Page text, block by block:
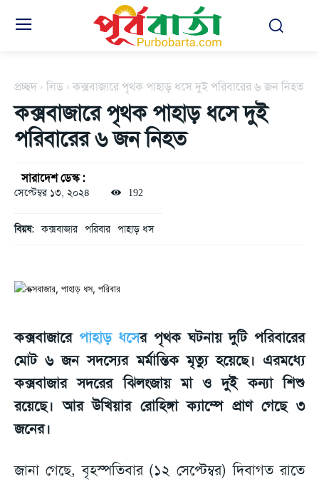
প্রচ্ছদ লিড কক্সবাজারে পৃথক পাহাড় ধসে দুই পরিবারের ৬ জন নিহত
কক্সবাজারে পৃথক পাহাড় ধসে দুই
পরিবারের ৬ জন নিহত
সারাদেশ ডেস্ক :
সেপ্টেম্বর ১৩, ২০২৪ 192
বিয়ষ: কক্সবাজার পরিবার পাহাড় ধস
কক্সবাজারে পাহাড় ধসের পৃথক ঘটনায় দুটি পরিবারের
মোট ৬ জন সদস্যের মর্মান্তিক মৃত্যু হয়েছে। এরমধ্যে
কক্সবাজার সদরের ঝিলংজায় মা ও দুই কন্যা শিশু
রয়েছে। আর উখিয়ার রোহিঙ্গা ক্যাম্পে প্রাণ গেছে ৩
জনের।
জানা গেছে, বৃহস্পতিবার (১২ সেপ্টেম্বর) দিবাগত রাতে